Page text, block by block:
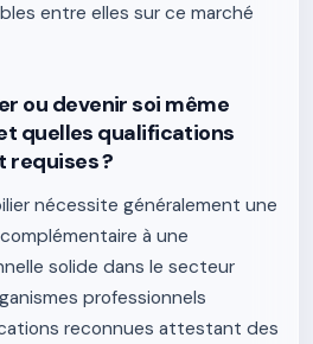
entre elles sur ce marché
ou devenir soi même
quelles qualifications
requises ?
nécessite généralement une
à une
solide dans le secteur
professionnels
reconnues attestant des